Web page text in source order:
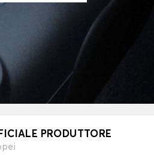
PRODUTTORE